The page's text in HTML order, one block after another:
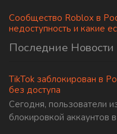
Сообщество Roblox в
недоступность и какие
Последние Новости
TikTok заблокирован в
без доступа
Сегодня, пользователи
блокировкой аккаунтов